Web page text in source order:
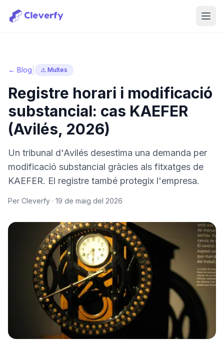
Iniciar sessió
Prova'l gratis
← Blog ⚠️ Multes
Registre horari i modificació
substancial: cas KAEFER
(Avilés, 2026)
Un tribunal d'Avilés desestima una demanda per
modificació substancial gràcies als fitxatges de
KAEFER. El registre també protegix l'empresa.
Per Cleverfy · 19 de maig del 2026